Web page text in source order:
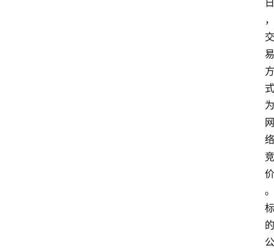
日
，
交
易
方
式
为
网
络
竞
价
。
标
的
公